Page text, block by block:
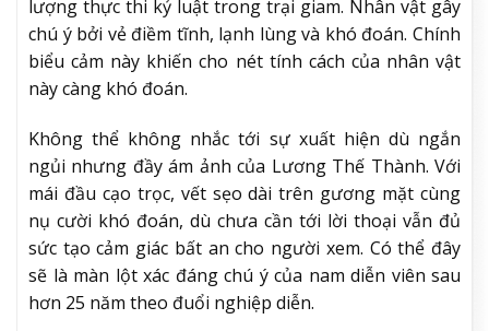
lượng thực thi kỷ luật trong trại giam. Nhân vật gây
chú ý bởi vẻ điềm tĩnh, lạnh lùng và khó đoán. Chính
biểu cảm này khiến cho nét tính cách của nhân vật
này càng khó đoán.
Không thể không nhắc tới sự xuất hiện dù ngắn
ngủi nhưng đầy ám ảnh của Lương Thế Thành. Với
mái đầu cạo trọc, vết sẹo dài trên gương mặt cùng
nụ cười khó đoán, dù chưa cần tới lời thoại vẫn đủ
sức tạo cảm giác bất an cho người xem. Có thể đây
sẽ là màn lột xác đáng chú ý của nam diễn viên sau
hơn 25 năm theo đuổi nghiệp diễn.